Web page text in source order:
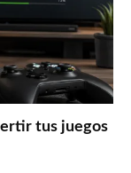
tus juegos